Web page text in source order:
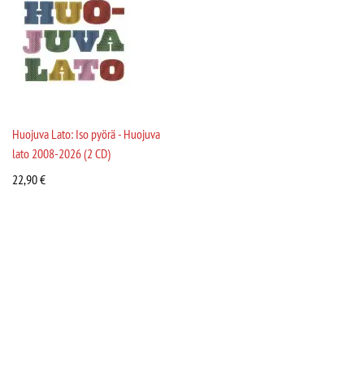
Huojuva Lato: Iso pyörä - Huojuva
lato 2008-2026 (2 CD)
22,90€